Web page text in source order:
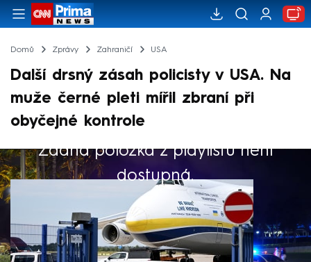
Domů Zprávy Zahraničí USA
Další drsný zásah policisty v USA. Na
muže černé pleti mířil zbraní při
obyčejné kontrole
Žádná položka z playlistu není
dostupná.
Výběr redakce